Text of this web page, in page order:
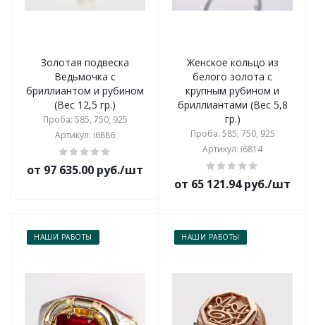
Золотая подвеска
Ведьмочка с
бриллиантом и рубином
(Вес 12,5 гр.)
Проба: 585, 750, 925
Артикул: i6886
от 97 635.00 руб./шт
Женское кольцо из
белого золота с
крупным рубином и
бриллиантами (Вес 5,8
гр.)
Проба: 585, 750, 925
Артикул: i6814
от 65 121.94 руб./шт
НАШИ РАБОТЫ НАШИ РАБОТЫ